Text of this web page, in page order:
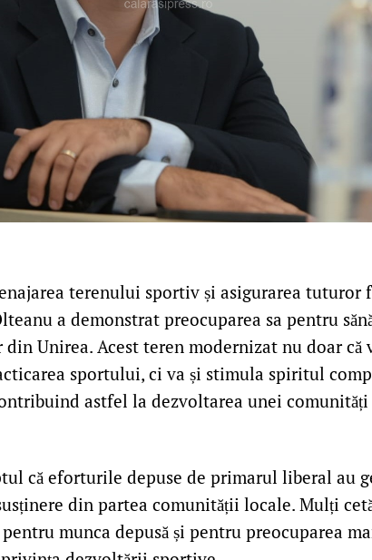
terenului sportiv și asigurarea tuturor
a demonstrat preocuparea sa pentru
Unirea. Acest teren modernizat nu doar că
sportului, ci va și stimula spiritul
astfel la dezvoltarea unei comunități
că eforturile depuse de primarul liberal au
din partea comunității locale. Mulți
munca depusă și pentru preocuparea